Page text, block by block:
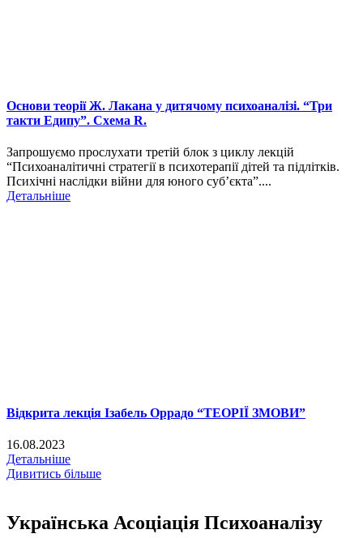
Основи теорії Ж. Лакана у дитячому психоаналізі. “Три
такти Едипу”. Схема R.
Запрошуємо прослухати третій блок з циклу лекцій
“Психоаналітичні стратегії в психотерапії дітей та підлітків.
Психічні наслідки війни для юного суб’єкта”....
Детальніше
Відкрита лекція Ізабель Оррадо “ТЕОРІЇ ЗМОВИ”
16.08.2023
Детальніше
Дивитись більше
Українська Асоціація Психоаналізу